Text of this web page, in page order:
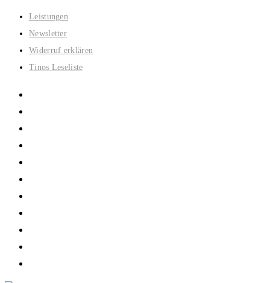
Zum
Inhalt
springen
Leistungen
Newsletter
Widerruf erklären
Tinos Leseliste